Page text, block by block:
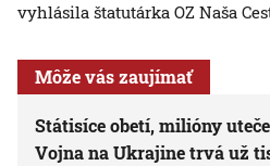
vyhlásila štatutárka OZ Naša
Môže vás zaujímať
Státisíce obetí, milióny
Vojna na Ukrajine trvá už